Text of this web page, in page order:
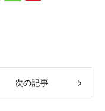
次の記事